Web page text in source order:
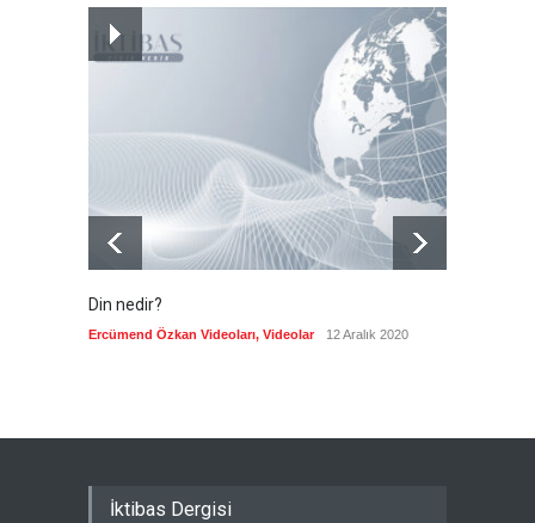
Fransa'nın sosyal medyaya
yasak talebine ABD'den sert
Güncel 7 Ağustos 2026
Din nedir?
Ercümend Özkan Videoları, Videolar 12 Aralık 2020
İktibas Dergisi